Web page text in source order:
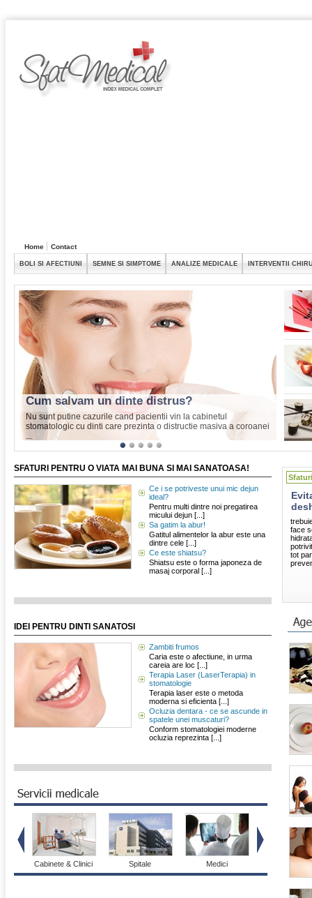
Home Contact
BOLI SI AFECTIUNI SEMNE SI SIMPTOME ANALIZE MEDICALE INTERVENTII
Cum salvam un dinte distrus?
Nu sunt putine cazurile cand pacientii vin la cabinetul
stomatologic cu dinti care prezinta o distructie masiva a coroanei
...
SFATURI PENTRU O VIATA MAI BUNA SI MAI SANATOASA!
Ce i se potriveste unui mic dejun
ideal?
Pentru multi dintre noi pregatirea
micului dejun [...]
Sa gatim la abur!
Gatitul alimentelor la abur este una
dintre cele [...]
Ce este shiatsu?
Shiatsu este o forma japoneza de
masaj corporal [...]
IDEI PENTRU DINTI SANATOSI
Zambiti frumos
Caria este o afectiune, in urma
careia are loc [...]
Terapia Laser (LaserTerapia) in
stomatologie
Terapia laser este o metoda
moderna si eficienta [...]
Ocluzia dentara - ce se ascunde in
spatele unei muscaturi?
Conform stomatologiei moderne
ocluzia reprezinta [...]
Cabinete & Clinici Spitale Medici Farmacii
face
tot